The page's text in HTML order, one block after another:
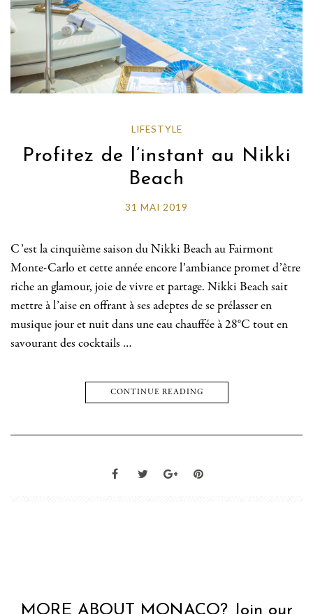
LIFESTYLE
Profitez de l’instant au Nikki
Beach
31 MAI 2019
C’est la cinquième saison du Nikki Beach au Fairmont
Monte-Carlo et cette année encore l’ambiance promet d’être
riche an glamour, joie de vivre et partage. Nikki Beach sait
mettre à l’aise en offrant à ses adeptes de se prélasser en
musique jour et nuit dans une eau chauffée à 28°C tout en
savourant des cocktails …
CONTINUE READING